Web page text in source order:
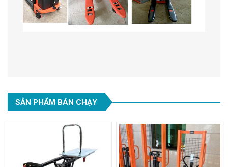
SẢN PHẨM BÁN CHẠY